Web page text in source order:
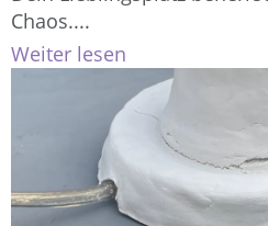
Chaos....
Weiter lesen